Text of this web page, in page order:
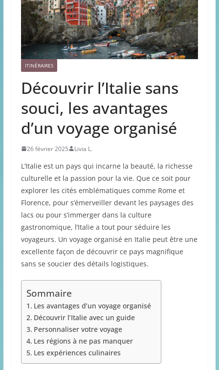
ITINÉRAIRES
Découvrir l’Italie sans
souci, les avantages
d’un voyage organisé
26 février 2025 Livia L.
L’Italie est un pays qui incarne la beauté, la richesse
culturelle et la passion pour la vie. Que ce soit pour
explorer les cités emblématiques comme Rome et
Florence, pour s’émerveiller devant les paysages des
lacs ou pour s’immerger dans la culture
gastronomique, l’Italie a tout pour séduire les
voyageurs. Un voyage organisé en Italie peut être une
excellente façon de découvrir ce pays magnifique
sans se soucier des détails logistiques.
Sommaire
Les avantages d’un voyage organisé
Découvrir l’Italie avec un guide
Personnaliser votre voyage
Les régions à ne pas manquer
Les expériences culinaires